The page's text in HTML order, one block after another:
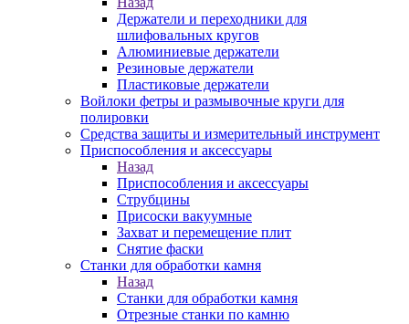
Держатели и переходники для
шлифовальных кругов
Алюминиевые держатели
Резиновые держатели
Пластиковые держатели
Войлоки фетры и размывочные круги для
полировки
Средства защиты и измерительный инструмент
Приспособления и аксессуары
Назад
Приспособления и аксессуары
Струбцины
Присоски вакуумные
Захват и перемещение плит
Снятие фаски
Станки для обработки камня
Назад
Станки для обработки камня
Отрезные станки по камню